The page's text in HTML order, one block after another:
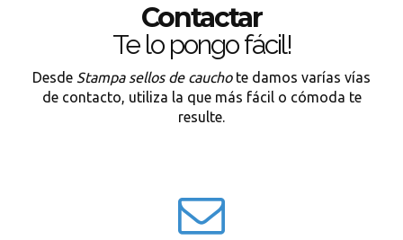
Contactar
Te lo pongo fácil!
Desde Stampa sellos de cauchote damos varías vías
de contacto, utiliza la que más fácil o cómoda te
resulte.